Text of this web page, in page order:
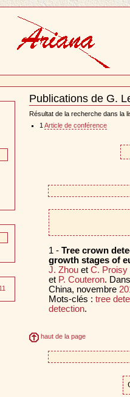
Publications de G.
Document
Actions
Résultat de la recherche dans la
1 Article de conférence
1 - Tree crown
growth stages of
J. Zhouet C. Proisy
et P. Couteron.
China, novembre
Mots-clés : tree
detection.
haut de la page